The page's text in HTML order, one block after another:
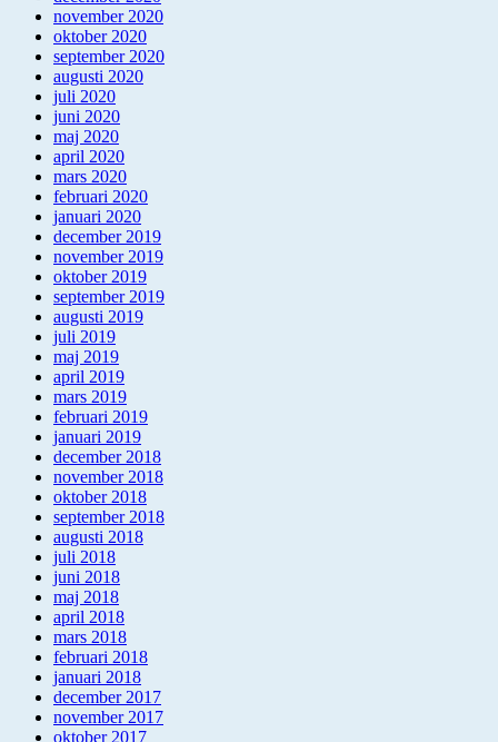
november 2020
oktober 2020
september 2020
augusti 2020
juli 2020
juni 2020
maj 2020
april 2020
mars 2020
februari 2020
januari 2020
december 2019
november 2019
oktober 2019
september 2019
augusti 2019
juli 2019
maj 2019
april 2019
mars 2019
februari 2019
januari 2019
december 2018
november 2018
oktober 2018
september 2018
augusti 2018
juli 2018
juni 2018
maj 2018
april 2018
mars 2018
februari 2018
januari 2018
december 2017
november 2017
oktober 2017